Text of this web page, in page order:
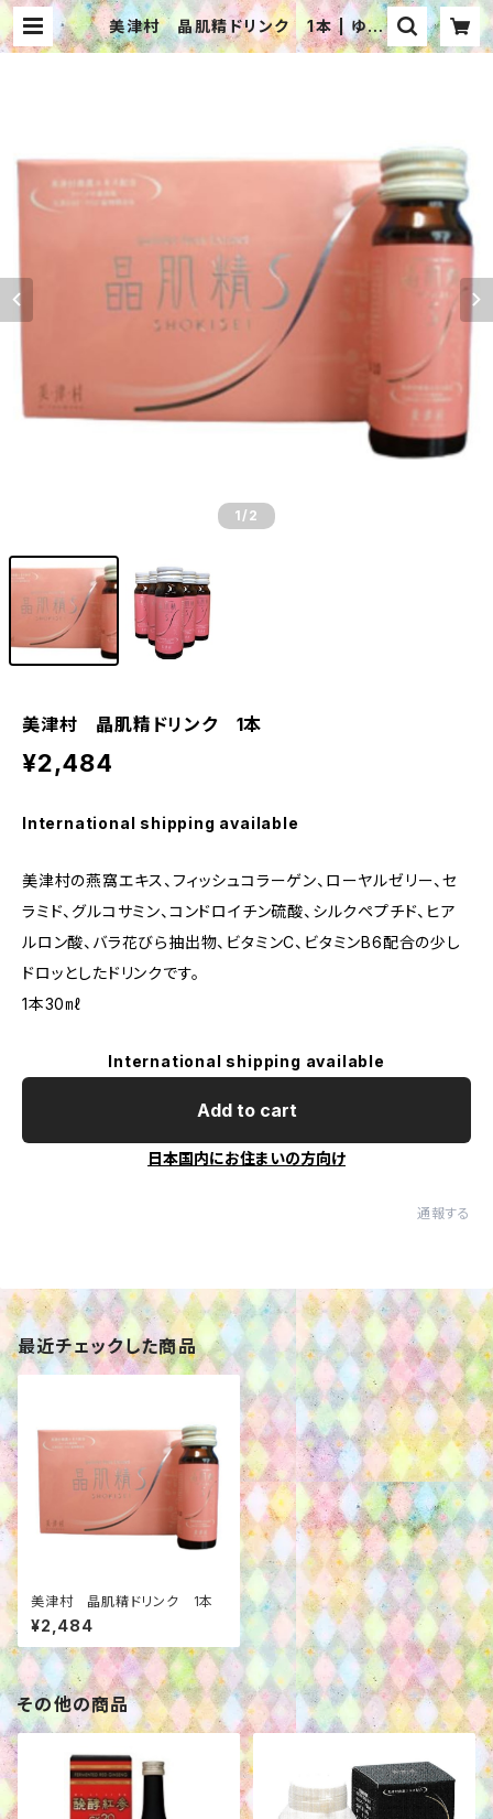
美津村 晶肌精ドリンク 1本 | ゆる
漢方®で毎日ハッピー WEBショッ
1 /2
美津村 晶肌精ドリンク 1本
¥2,484
International shipping available
美津村の燕窩エキス、フィッシュコラーゲン、ローヤルゼリー、セ
ラミド、グルコサミン、コンドロイチン硫酸、シルクペプチド、ヒア
ルロン酸、バラ花びら抽出物、ビタミンC、ビタミンB6配合の少し
ドロッとしたドリンクです。
1本30㎖
International shipping available
Add to cart
日本国内にお住まいの方向け
通報する
最近チェックした商品
美津村 晶肌精ドリンク 1本
¥2,484
その他の商品